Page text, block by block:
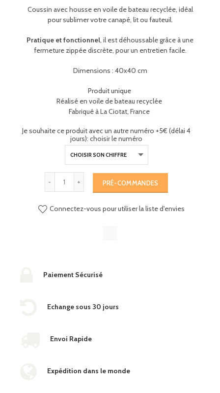
Coussin avec housse en voile de bateau recyclée, idéal
pour sublimer votre canapé, lit ou fauteuil.
Pratique et fonctionnel, il est déhoussable grâce à une
fermeture zippée discrète, pour un entretien facile.
Dimensions : 40x40 cm
Produit unique
Réalisé en voile de bateau recyclée
Fabriqué à La Ciotat, France
Je souhaite ce produit avec un autre numéro +5€ (délai 4
jours): choisir le numéro
PRÉ-COMMANDES
Connectez-vous pour utiliser la liste d'envies
Paiement Sécurisé
Echange sous 30 jours
Envoi Rapide
Expédition dans le monde